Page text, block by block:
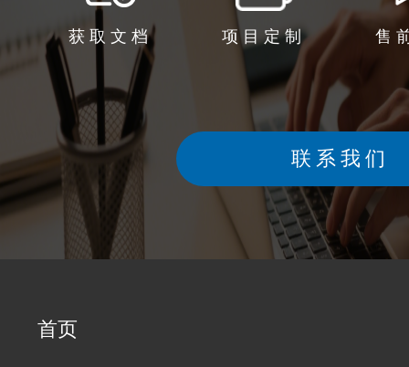
获取文档 项目定制 售
联系我们
首页